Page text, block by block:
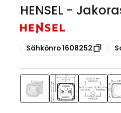
HENSEL -
Kopioi
Sähkönro 1608252